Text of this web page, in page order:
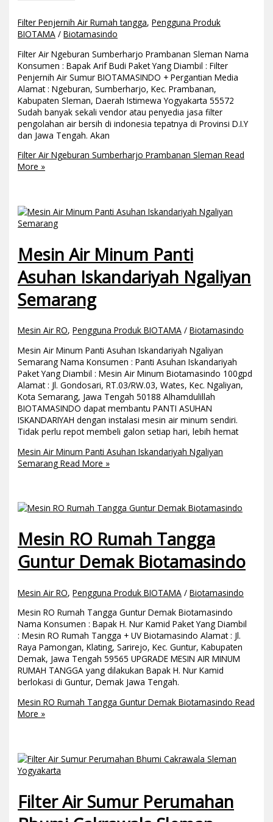
Filter Penjernih Air Rumah tangga,Pengguna Produk
BIOTAMA /Biotamasindo
Filter Air Ngeburan Sumberharjo Prambanan Sleman Nama
Konsumen : Bapak Arif Budi Paket Yang Diambil : Filter
Penjernih Air Sumur BIOTAMASINDO + Pergantian Media
Alamat : Ngeburan, Sumberharjo, Kec. Prambanan,
Kabupaten Sleman, Daerah Istimewa Yogyakarta 55572
Sudah banyak sekali vendor atau penyedia jasa filter
pengolahan air bersih di indonesia tepatnya di Provinsi D.I.Y
dan Jawa Tengah. Akan
Filter Air Ngeburan Sumberharjo Prambanan Sleman Read
More »
Mesin Air Minum Panti
Asuhan Iskandariyah Ngaliyan
Semarang
Mesin Air RO,Pengguna Produk BIOTAMA /Biotamasindo
Mesin Air Minum Panti Asuhan Iskandariyah Ngaliyan
Semarang Nama Konsumen : Panti Asuhan Iskandariyah
Paket Yang Diambil : Mesin Air Minum Biotamasindo 100gpd
Alamat : Jl. Gondosari, RT.03/RW.03, Wates, Kec. Ngaliyan,
Kota Semarang, Jawa Tengah 50188 Alhamdulillah
BIOTAMASINDO dapat membantu PANTI ASUHAN
ISKANDARIYAH dengan instalasi mesin air minum sendiri.
Tidak perlu repot membeli galon setiap hari, lebih hemat
Mesin Air Minum Panti Asuhan Iskandariyah Ngaliyan
Semarang Read More »
Mesin RO Rumah Tangga
Guntur Demak Biotamasindo
Mesin Air RO,Pengguna Produk BIOTAMA /Biotamasindo
Mesin RO Rumah Tangga Guntur Demak Biotamasindo
Nama Konsumen : Bapak H. Nur Kamid Paket Yang Diambil
: Mesin RO Rumah Tangga + UV Biotamasindo Alamat : Jl.
Raya Pamongan, Klating, Sarirejo, Kec. Guntur, Kabupaten
Demak, Jawa Tengah 59565 UPGRADE MESIN AIR MINUM
RUMAH TANGGA yang dilakukan Bapak H. Nur Kamid
berlokasi di Guntur, Demak Jawa Tengah.
Mesin RO Rumah Tangga Guntur Demak Biotamasindo Read
More »
Filter Air Sumur Perumahan